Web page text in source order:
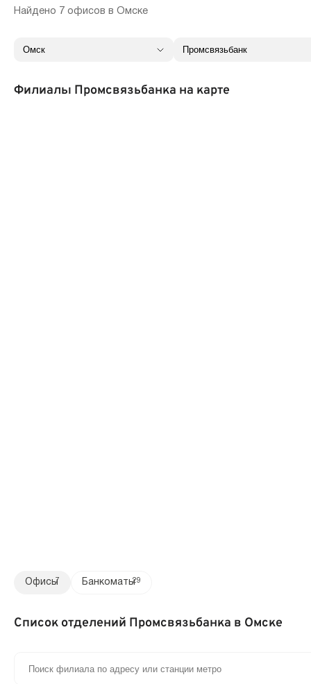
Найдено 7 офисов в Омске
Филиалы Промсвязьбанка на карте
Офисы7 Банкоматы29
Список отделений Промсвязьбанка в Омске